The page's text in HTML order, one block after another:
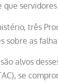
que
três
sobre as
alvos
se